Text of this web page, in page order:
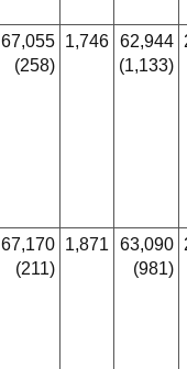
67,055
(258)
1,746 62,944
(1,133)
67,170
(211)
1,871
63,090
(981)